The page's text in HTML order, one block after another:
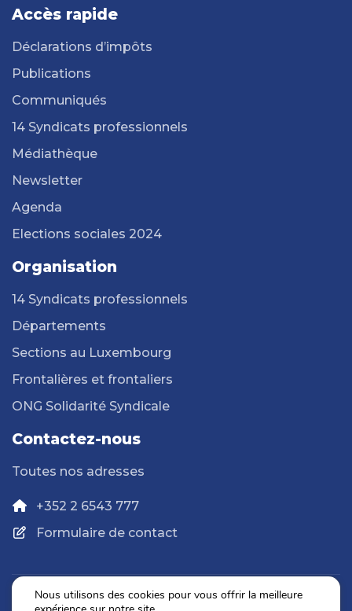
Accès rapide
Déclarations d’impôts
Publications
Communiqués
14 Syndicats professionnels
Médiathèque
Newsletter
Agenda
Elections sociales 2024
Organisation
14 Syndicats professionnels
Départements
Sections au Luxembourg
Frontalières et frontaliers
ONG Solidarité Syndicale
Contactez-nous
Toutes nos adresses
+352 2 6543 777
Formulaire de contact
Nous utilisons des cookies pour vous offrir la meilleure